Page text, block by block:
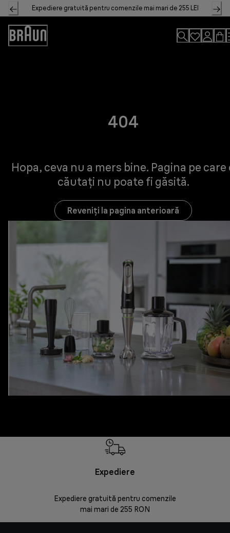
Skip
to
Content
Expediere gratuită pentru comenzile mai mari de 255 LEI
Accessibility
404
Hopa, ceva nu a mers bine. Pagina pe care
căutați nu poate fi găsită.
Reveniți la pagina anterioară
Expediere
Expediere gratuită pentru comenzile
mai mari de 255 RON